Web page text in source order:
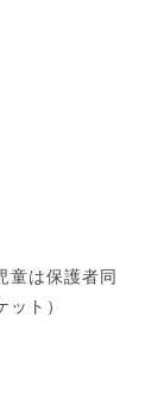
童は保護者同
ト）